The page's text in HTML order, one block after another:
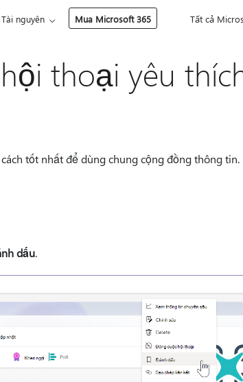
Tài nguyên Mua Microsoft 365 Tất cả
thoại yêu
tốt nhất để dùng chung cộng đồng thông tin.
dấu.